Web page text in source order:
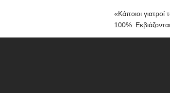
«Κάποιοι γιατροί
100%.